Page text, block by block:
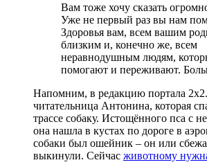
Вам тоже хочу сказать
Уже не первый раз вы нам
Здоровья вам, всем вашим
близким и, конечно же, всем
неравнодушным людям,
помогают и переживают.
Напомним, в редакцию портала
читательница Антонина, которая
трассе собаку. Истощённого пса с
она нашла в кустах по дороге в
собаки был ошейник – он или
выкинули. Сейчас животному